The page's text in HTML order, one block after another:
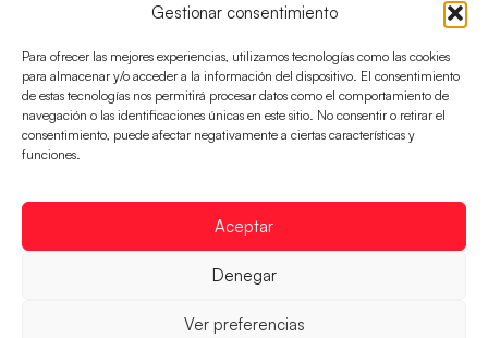
Gestionar consentimiento
Para ofrecer las mejores experiencias, utilizamos tecnologías como las cookies
para almacenar y/o acceder a la información del dispositivo. El consentimiento
de estas tecnologías nos permitirá procesar datos como el comportamiento de
navegación o las identificaciones únicas en este sitio. No consentir o retirar el
consentimiento, puede afectar negativamente a ciertas características y
funciones.
Aceptar
Denegar
Ver preferencias
Los Hispanos Juveniles jugarán las
semifinales del EHF EURO 2026
Los pupilos de Javier Márquez se han llevado el
partido de semifinales 29-27 ante Francia y mañana